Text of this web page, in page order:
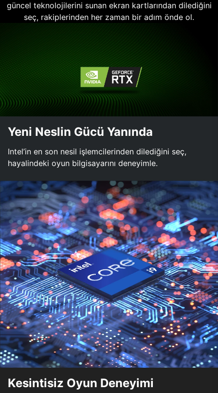
güncel teknolojilerini sunan ekran kartlarından dilediğini
seç, rakiplerinden her zaman bir adım önde ol.
Yeni Neslin Gücü Yanında
Intel’in en son nesil işlemcilerinden dilediğini seç,
hayalindeki oyun bilgisayarını deneyimle.
Kesintisiz Oyun Deneyimi